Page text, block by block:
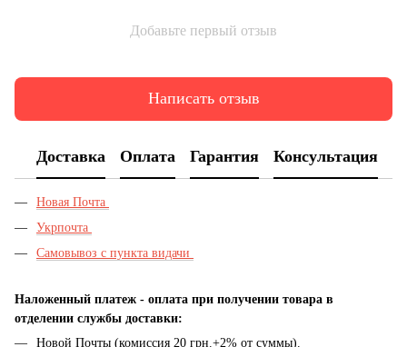
Добавьте первый отзыв
Написать отзыв
Доставка Оплата Гарантия Консультация
Новая Почта
Укрпочта
Самовывоз с пункта видачи
Наложенный платеж - оплата при получении товара в
отделении службы доставки:
Новой Почты (комиссия 20 грн.+2% от суммы).